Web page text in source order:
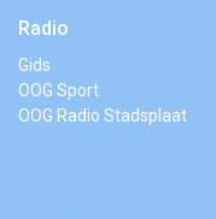
Radio
Gids
OOG Sport
OOG Radio Stadsplaat